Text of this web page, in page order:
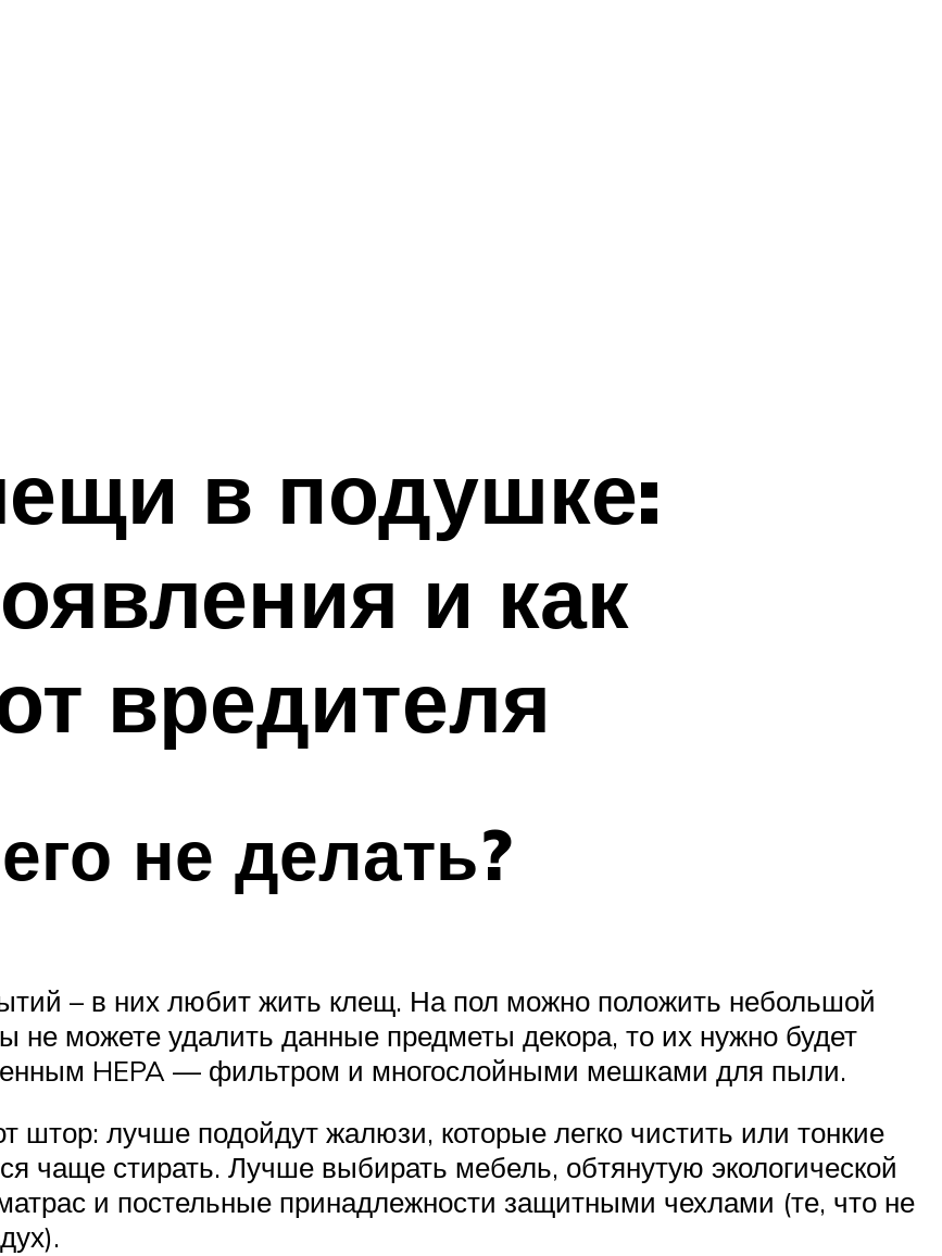
в подушке:
и как
вредителя
не делать?
– в них любит жить клещ. На пол можно положить небольшой
не можете удалить данные предметы декора, то их нужно будет
HEPA — фильтром и многослойными мешками для пыли.
штор: лучше подойдут жалюзи, которые легко чистить или тонкие
чаще стирать. Лучше выбирать мебель, обтянутую экологической
и постельные принадлежности защитными чехлами (те, что не